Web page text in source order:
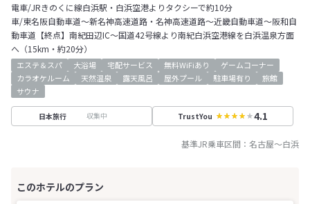
電車/JRきのくに線白浜駅・白浜空港よりタクシーで約10分
車/東名阪自動車道～新名神高速道路・名神高速道路～近畿自動車道～阪和自
動車道【終点】南紀田辺IC～国道42号線より南紀白浜空港線を白浜温泉方面
へ（15km・約20分）
エステ＆スパ 大浴場 宅配サービス 無料WiFiあり
ゲームコーナー
カラオケルーム
天然温泉 露天風呂 屋外プール 駐車場有り
旅館
サウナ
日本旅行 収集中 TrustYou 4.1
基準JR乗車区間： 名古屋～白浜